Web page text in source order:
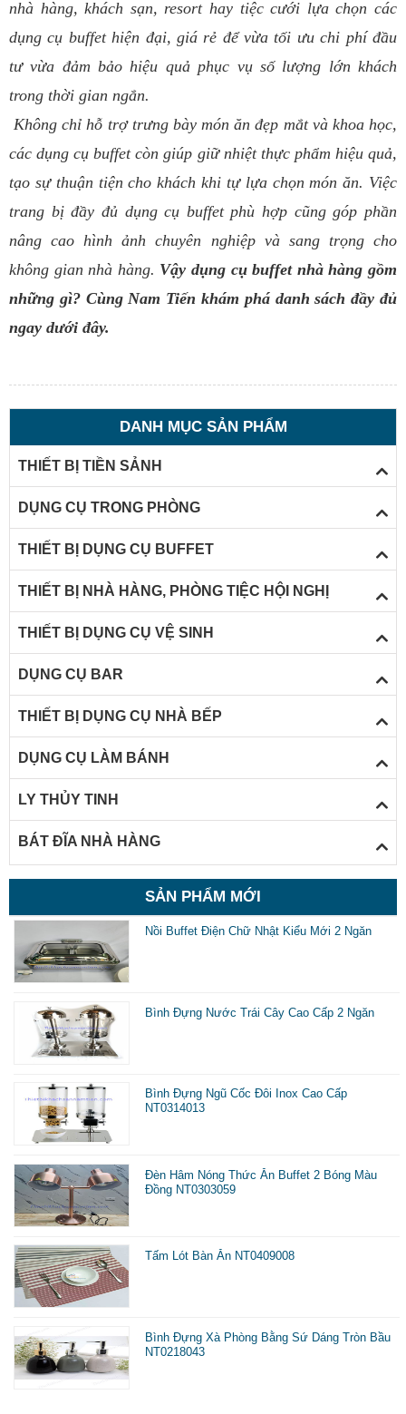
nhà hàng, khách sạn, resort hay tiệc cưới lựa chọn các
dụng cụ buffet hiện đại, giá rẻ để vừa tối ưu chi phí đầu
tư vừa đảm bảo hiệu quả phục vụ số lượng lớn khách
trong thời gian ngắn.
Không chỉ hỗ trợ trưng bày món ăn đẹp mắt và khoa học,
các dụng cụ buffet còn giúp giữ nhiệt thực phẩm hiệu quả,
tạo sự thuận tiện cho khách khi tự lựa chọn món ăn. Việc
trang bị đầy đủ dụng cụ buffet phù hợp cũng góp phần
nâng cao hình ảnh chuyên nghiệp và sang trọng cho
không gian nhà hàng. Vậy dụng cụ buffet nhà hàng gồm
những gì? Cùng Nam Tiến khám phá danh sách đầy đủ
ngay dưới đây.
DANH MỤC SẢN PHẨM
THIẾT BỊ TIỀN SẢNH
DỤNG CỤ TRONG PHÒNG
THIẾT BỊ DỤNG CỤ BUFFET
THIẾT BỊ NHÀ HÀNG, PHÒNG TIỆC HỘI NGHỊ
THIẾT BỊ DỤNG CỤ VỆ SINH
DỤNG CỤ BAR
THIẾT BỊ DỤNG CỤ NHÀ BẾP
DỤNG CỤ LÀM BÁNH
LY THỦY TINH
BÁT ĐĨA NHÀ HÀNG
SẢN PHẨM MỚI
Nồi Buffet Điện Chữ Nhật Kiểu Mới 2 Ngăn
Bình Đựng Nước Trái Cây Cao Cấp 2 Ngăn
Bình Đựng Ngũ Cốc Đôi Inox Cao Cấp
NT0314013
Đèn Hâm Nóng Thức Ăn Buffet 2 Bóng Màu
Đồng NT0303059
Tấm Lót Bàn Ăn NT0409008
Bình Đựng Xà Phòng Bằng Sứ Dáng Tròn Bầu
NT0218043